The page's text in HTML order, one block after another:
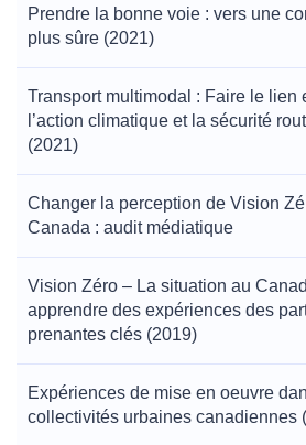
Prendre la bonne voie : vers une
plus sûre (2021)
Transport multimodal : Faire le lien
l’action climatique et la sécurité
(2021)
Changer la perception de Vision
Canada : audit médiatique
Vision Zéro – La situation au
apprendre des expériences des
prenantes clés (2019)
Expériences de mise en oeuvre
collectivités urbaines canadiennes